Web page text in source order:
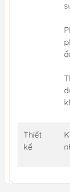
Thiết
kế